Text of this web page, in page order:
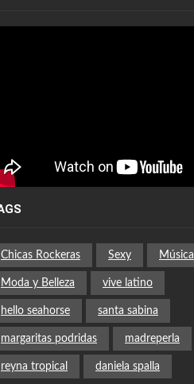
Chicas Rockeras Sexy Música
Moda y Belleza vive latino
hello seahorse santa sabina
margaritas podridas madreperla
reyna tropical daniela spalla